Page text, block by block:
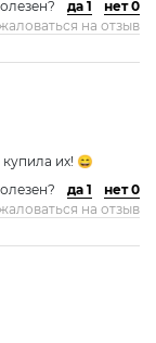
да 1
нет 0
на отзыв
их! 😄
да 1
нет 0
на отзыв